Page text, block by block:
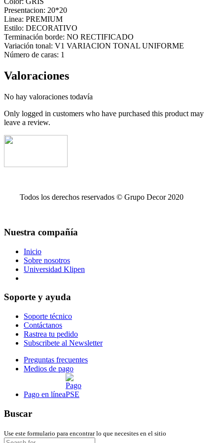
Presentacion: 20*20
Linea: PREMIUM
Estilo: DECORATIVO
Terminación borde: NO RECTIFICADO
Variación tonal: V1 VARIACION TONAL UNIFORME
Número de caras: 1
Valoraciones
No hay valoraciones todavía
Only logged in customers who have purchased this product may
leave a review.
Todos los derechos reservados © Grupo Decor 2020
Nuestra compañía
Inicio
Sobre nosotros
Universidad Klipen
Soporte y ayuda
Soporte técnico
Contáctanos
Rastrea tu pedido
Subscribete al Newsletter
Preguntas frecuentes
Medios de pago
Pago en línea
Buscar
Use este formulario para encontrar lo que necesites en el sitio